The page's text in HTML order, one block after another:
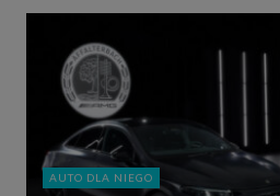
AUTO DLA NIEGO